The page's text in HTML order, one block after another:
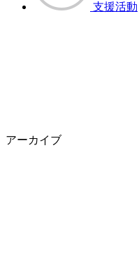
支援活動
アーカイブ